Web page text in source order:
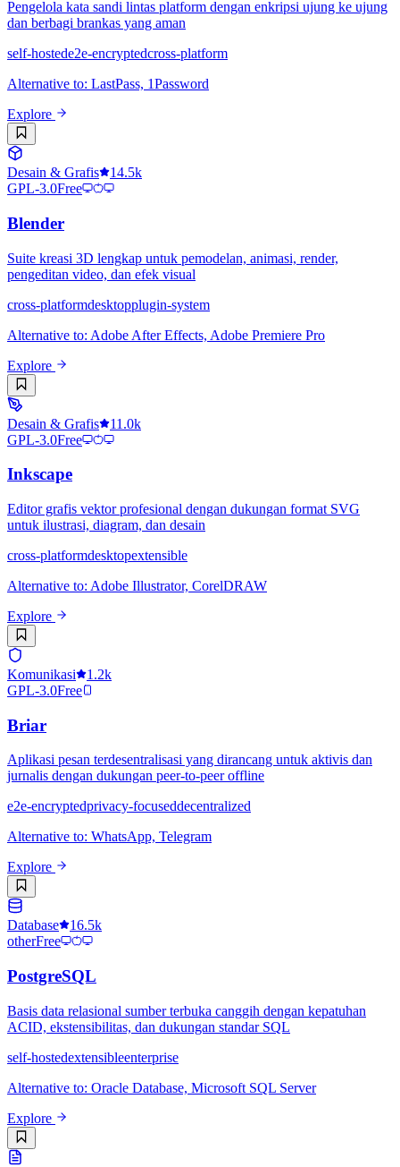
Pengelola kata sandi lintas platform dengan enkripsi ujung ke ujung
dan berbagi brankas yang aman
self-hostede2e-encryptedcross-platform
Alternative to: LastPass, 1Password
Explore
Desain & Grafis
14.5k
GPL-3.0Free
Blender
Suite kreasi 3D lengkap untuk pemodelan, animasi, render,
pengeditan video, dan efek visual
cross-platformdesktopplugin-system
Alternative to: Adobe After Effects, Adobe Premiere Pro
Explore
Desain & Grafis
11.0k
GPL-3.0Free
Inkscape
Editor grafis vektor profesional dengan dukungan format SVG
untuk ilustrasi, diagram, dan desain
cross-platformdesktopextensible
Alternative to: Adobe Illustrator, CorelDRAW
Explore
Komunikasi
1.2k
GPL-3.0Free
Briar
Aplikasi pesan terdesentralisasi yang dirancang untuk aktivis dan
jurnalis dengan dukungan peer-to-peer offline
e2e-encryptedprivacy-focuseddecentralized
Alternative to: WhatsApp, Telegram
Explore
Database
16.5k
otherFree
PostgreSQL
Basis data relasional sumber terbuka canggih dengan kepatuhan
ACID, ekstensibilitas, dan dukungan standar SQL
self-hostedextensibleenterprise
Alternative to: Oracle Database, Microsoft SQL Server
Explore